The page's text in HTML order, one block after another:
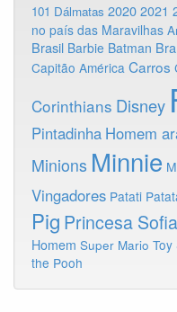
101 Dálmatas 2020 2021
no país das Maravilhas
Brasil Barbie Batman
Capitão América Carros
Corinthians Disney
Pintadinha Homem
Minions Minnie
Vingadores Patati
Pig Princesa Sofia
Homem Super Mario Toy
the Pooh